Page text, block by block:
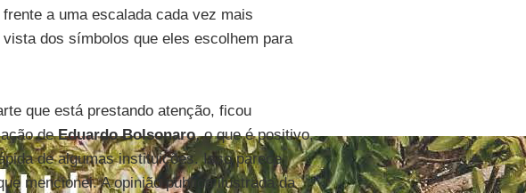
a uma escalada cada vez mais
dos símbolos que eles escolhem para
que está prestando atenção, ficou
deEduardo Bolsonaro, o que é positivo,
de algumas instituições. Isso parece
mencionei. A opinião pública ilustrada da